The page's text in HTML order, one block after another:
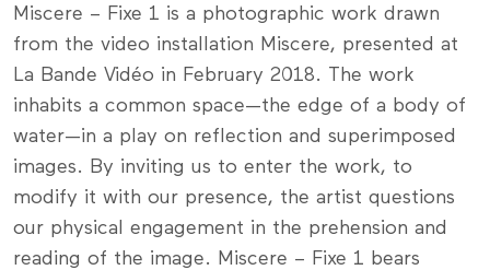
Miscere – Fixe 1 is a photographic work drawn
from the video installation Miscere, presented at
La Bande Vidéo in February 2018. The work
inhabits a common space—the edge of a body of
water—in a play on reflection and superimposed
images. By inviting us to enter the work, to
modify it with our presence, the artist questions
our physical engagement in the prehension and
reading of the image. Miscere – Fixe 1 bears